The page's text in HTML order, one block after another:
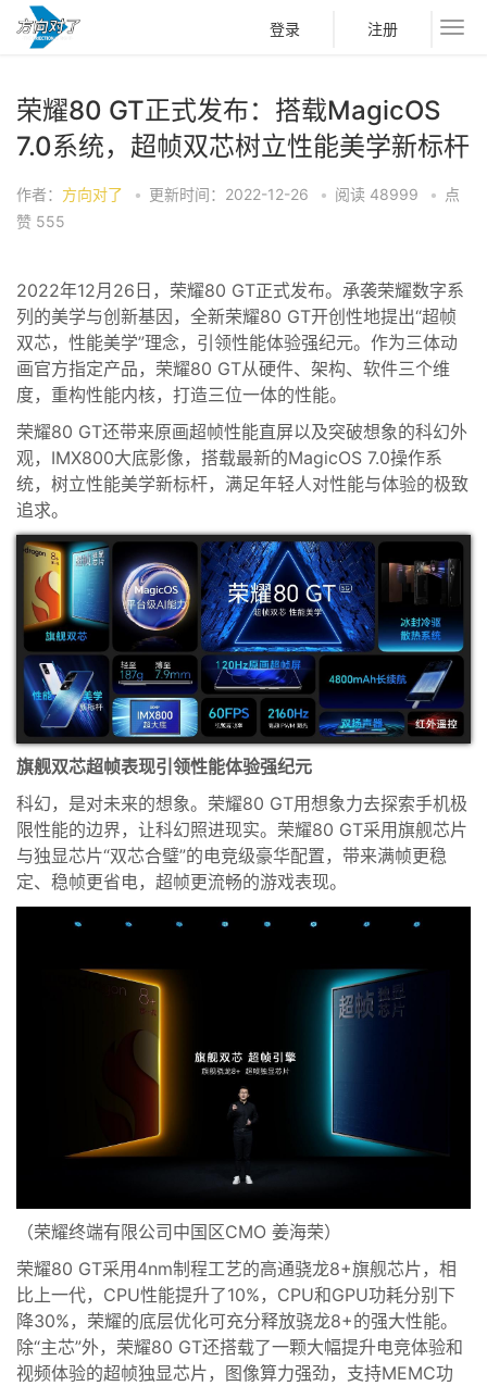
登录 注册
荣耀80 GT正式发布：搭载MagicOS
7.0系统，超帧双芯树立性能美学新标杆
作者： 方向对了 • 更新时间：2022-12-26 • 阅读 48999 • 点
赞 555
2022年12月26日，荣耀80 GT正式发布。承袭荣耀数字系
列的美学与创新基因，全新荣耀80 GT开创性地提出“超帧
双芯，性能美学”理念，引领性能体验强纪元。作为三体动
画官方指定产品，荣耀80 GT从硬件、架构、软件三个维
度，重构性能内核，打造三位一体的性能。
荣耀80 GT还带来原画超帧性能直屏以及突破想象的科幻外
观， IMX800大底影像， 搭载最新的MagicOS 7.0操作系
统， 树立性能美学新标杆， 满足年轻人对性能与体验的极致
追求。
旗舰双芯超帧表现引领性能体验强纪元
科幻， 是对未来的想象。 荣耀80 GT用想象力去探索手机极
限性能的边界， 让科幻照进现实。荣耀80 GT采用旗舰芯片
与独显芯片“双芯合璧”的电竞级豪华配置，带来满帧更稳
定、稳帧更省电，超帧更流畅的游戏表现。
（荣耀终端有限公司中国区CMO 姜海荣）
荣耀80 GT采用4nm制程工艺的高通骁龙8+旗舰芯片， 相
比上一代，CPU性能提升了10%，CPU和GPU功耗分别下
降30%， 荣耀的底层优化可充分释放骁龙8+的强大性能。
除“主芯”外， 荣耀80 GT还搭载了一颗大幅提升电竞体验和
视频体验的超帧独显芯片， 图像算力强劲，支持MEMC功